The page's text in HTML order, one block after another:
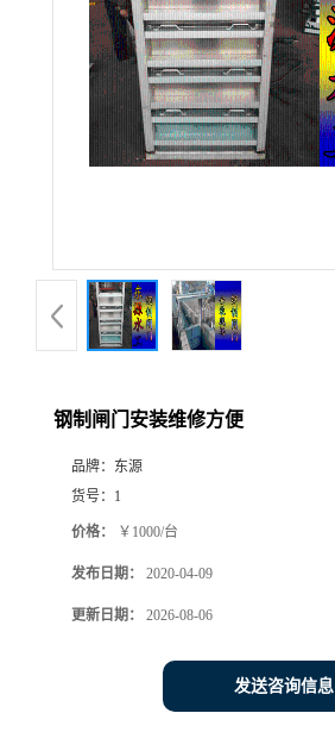
钢制闸门安装维修方便
品牌： 东源
货号： 1
价格： ￥1000/台
发布日期： 2020-04-09
更新日期： 2026-08-06
发送咨询信息